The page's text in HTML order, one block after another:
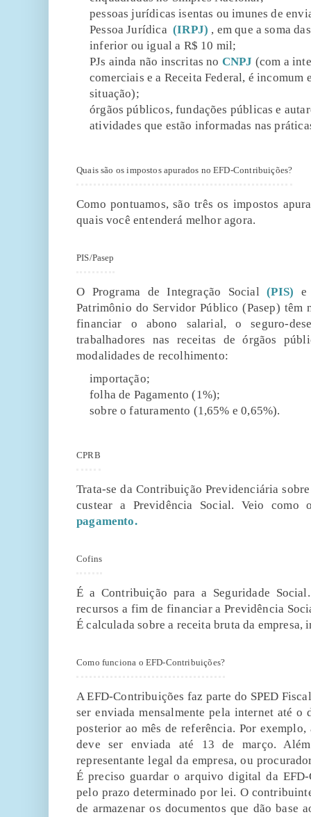
pessoas jurídicas isentas ou imunes de
Pessoa Jurídica(IRPJ) , em que a soma
inferior ou igual a R$ 10 mil;
PJs ainda não inscritas no CNPJ (com a
comerciais e a Receita Federal, é incomum
situação);
órgãos públicos, fundações públicas e
atividades que estão informadas nas
Quais são os impostos apurados no EFD-Contribuições?
Como pontuamos, são três os impostos
quais você entenderá melhor agora.
PIS/Pasep
O Programa de Integração Social(PIS) e
Patrimônio do Servidor Público (Pasep) têm
financiar o abono salarial, o seguro-
trabalhadores nas receitas de órgãos
modalidades de recolhimento:
importação;
folha de Pagamento (1%);
sobre o faturamento (1,65% e 0,65%).
CPRB
Trata-se da Contribuição Previdenciária
custear a Previdência Social. Veio como
pagamento.
Cofins
É a Contribuição para a Seguridade
recursos a fim de financiar a Previdência
É calculada sobre a receita bruta da empresa,
Como funciona o EFD-Contribuições?
A EFD-Contribuições faz parte do SPED
ser enviada mensalmente pela internet até
posterior ao mês de referência. Por
deve ser enviada até 13 de março.
representante legal da empresa, ou
É preciso guardar o arquivo digital da
pelo prazo determinado por lei. O
de armazenar os documentos que dão base